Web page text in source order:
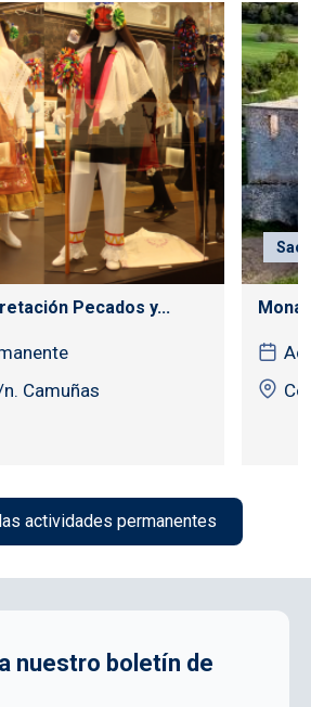
Pecados y...
Camuñas
actividades permanentes
nuestro boletín de